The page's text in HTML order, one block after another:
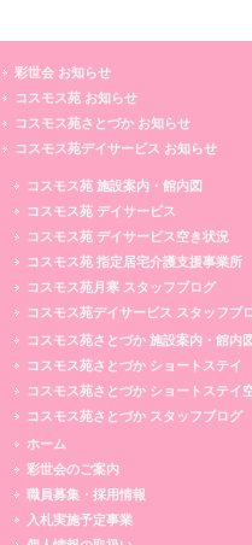
彩世会 お知らせ
コスモス苑 お知らせ
コスモス苑さとづか お知らせ
コスモス苑デイサービス お知らせ
コスモス苑 施設案内・館内図
コスモス苑 デイサービス
コスモス苑 デイサービス空き状況
コスモス苑 指定居宅介護支援事業所
コスモス苑月寒 スタッフブログ
コスモス苑デイサービス スタッフブ
コスモス苑さとづか 施設案内・館内図
コスモス苑さとづか ショートステイ
コスモス苑さとづか ショートステイ
コスモス苑さとづか スタッフブログ
ホーム
彩世会のご案内
職員募集・採用情報
入札実施予定事業